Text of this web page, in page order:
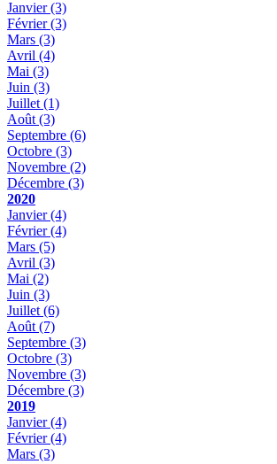
Janvier(3)
Février(3)
Mars (3)
Avril (4)
Mai (3)
Juin (3)
Juillet (1)
Août (3)
Septembre (6)
Octobre (3)
Novembre (2)
Décembre (3)
2020
Janvier(4)
Février(4)
Mars (5)
Avril (3)
Mai (2)
Juin (3)
Juillet (6)
Août (7)
Septembre (3)
Octobre (3)
Novembre (3)
Décembre (3)
2019
Janvier(4)
Février(4)
Mars (3)